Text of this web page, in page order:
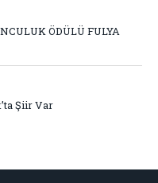
ÖDÜLÜ FULYA
Şiir Var